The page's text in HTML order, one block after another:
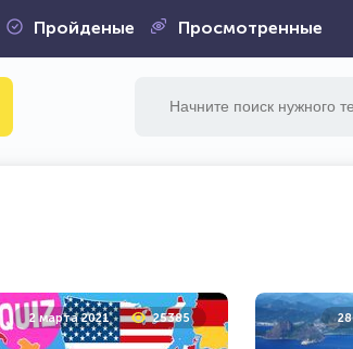
Пройденые Просмотренные
2 марта 2021 25385